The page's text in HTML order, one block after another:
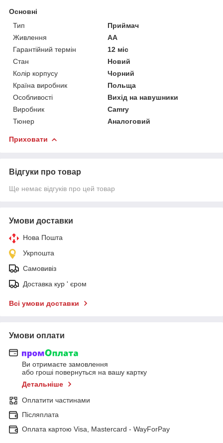
Основні
Тип
Приймач
Живлення
AA
Гарантійний термін
12 міс
Стан
Новий
Колір корпусу
Чорний
Країна виробник
Польща
Особливості
Вихід на навушники
Виробник
Camry
Тюнер
Аналоговий
Приховати
Відгуки про товар
Ще немає відгуків про цей товар
Умови доставки
Нова Пошта
Укрпошта
Самовивіз
Доставка кур ' єром
Всі умови доставки
Умови оплати
Ви отримаєте замовлення
або гроші повернуться на вашу картку
Детальніше
Оплатити частинами
Післяплата
Оплата картою Visa, Mastercard - WayForPay